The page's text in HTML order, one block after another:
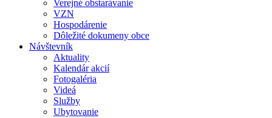
Verejné obstarávanie
VZN
Hospodárenie
Dôležité dokumeny obce
Návštevník
Aktuality
Kalendár akcií
Fotogaléria
Videá
Služby
Ubytovanie